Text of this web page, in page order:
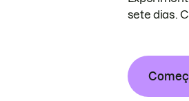
sete dias.